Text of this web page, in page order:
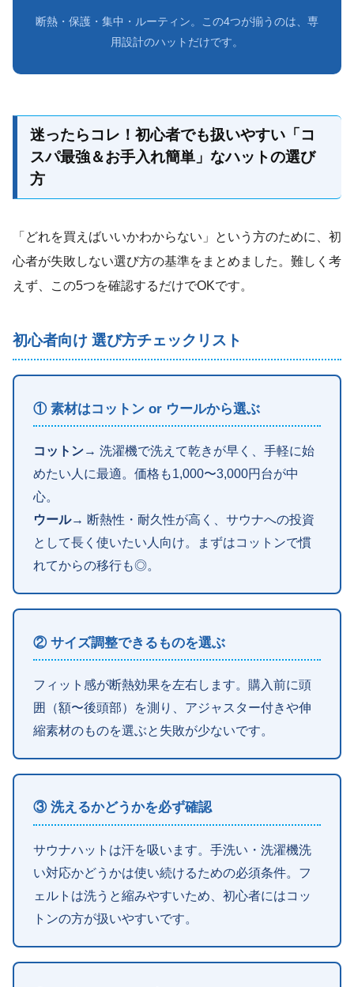
断熱・保護・集中・ルーティン。この4つが揃うのは、専
用設計のハットだけです。
迷ったらコレ！初心者でも扱いやすい「コ
スパ最強＆お手入れ簡単」なハットの選び
方
「どれを買えばいいかわからない」という方のために、初
心者が失敗しない選び方の基準をまとめました。難しく考
えず、この5つを確認するだけでOKです。
初心者向け 選び方チェックリスト
① 素材はコットン or ウールから選ぶ
コットン→ 洗濯機で洗えて乾きが早く、手軽に始
めたい人に最適。価格も1,000〜3,000円台が中
心。
ウール→ 断熱性・耐久性が高く、サウナへの投資
として長く使いたい人向け。まずはコットンで慣
れてからの移行も◎。
② サイズ調整できるものを選ぶ
フィット感が断熱効果を左右します。購入前に頭
囲（額〜後頭部）を測り、アジャスター付きや伸
縮素材のものを選ぶと失敗が少ないです。
③ 洗えるかどうかを必ず確認
サウナハットは汗を吸います。手洗い・洗濯機洗
い対応かどうかは使い続けるための必須条件。フ
ェルトは洗うと縮みやすいため、初心者にはコッ
トンの方が扱いやすいです。